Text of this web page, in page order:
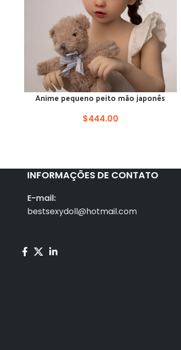
ADICIONAR AO CARRINHO
Anime pequeno peito mão japonês
$444.00
INFORMAÇÕES DE CONTATO
E-mail:
bestsexydoll@hotmail.com